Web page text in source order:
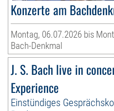
Konzerte am
Montag, 06.07.2026 bis
Bach-Denkmal
J. S. Bach live in
Experience
Einstündiges